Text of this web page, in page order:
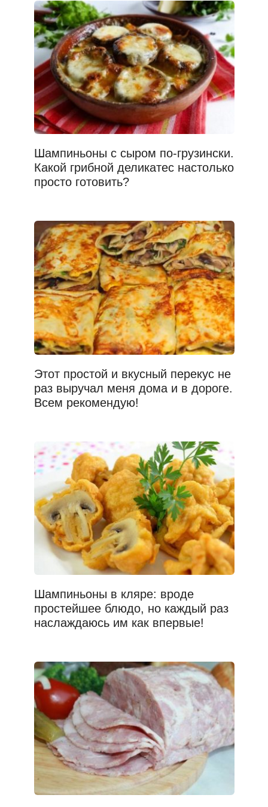
Шампиньоны с сыром по-грузински.
Какой грибной деликатес настолько
просто готовить?
Этот простой и вкусный перекус не
раз выручал меня дома и в дороге.
Всем рекомендую!
Шампиньоны в кляре: вроде
простейшее блюдо, но каждый раз
наслаждаюсь им как впервые!